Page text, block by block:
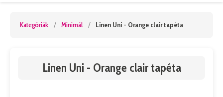
Kategóriák / Minimál / Linen Uni - Orange clair tapéta
Linen Uni - Orange clair tapéta